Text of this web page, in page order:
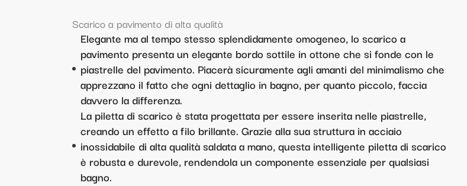
Scarico a pavimento di alta qualità
Elegante ma al tempo stesso splendidamente omogeneo, lo scarico a
pavimento presenta un elegante bordo sottile in ottone che si fonde con le
piastrelle del pavimento. Piacerà sicuramente agli amanti del minimalismo che
apprezzano il fatto che ogni dettaglio in bagno, per quanto piccolo, faccia
davvero la differenza.
La piletta di scarico è stata progettata per essere inserita nelle piastrelle,
creando un effetto a filo brillante. Grazie alla sua struttura in acciaio
inossidabile di alta qualità saldata a mano, questa intelligente piletta di scarico
è robusta e durevole, rendendola un componente essenziale per qualsiasi
bagno.